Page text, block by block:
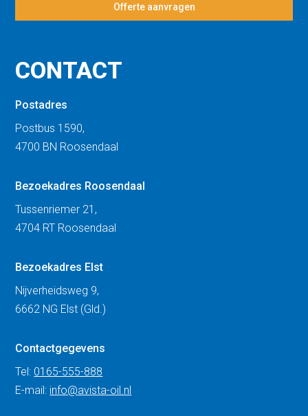
Offerte aanvragen
CONTACT
Postadres
Postbus 1590,
4700 BN Roosendaal
Bezoekadres Roosendaal
Tussenriemer 21,
4704 RT Roosendaal
Bezoekadres Elst
Nijverheidsweg 9,
6662 NG Elst (Gld.)
Contactgegevens
Tel: 0165-555-888
E-mail: info@avista-oil.nl